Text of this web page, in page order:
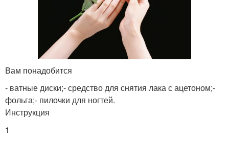
Вам понадобится
- ватные диски;- средство для снятия лака с ацетоном;-
фольга;- пилочки для ногтей.
Инструкция
1